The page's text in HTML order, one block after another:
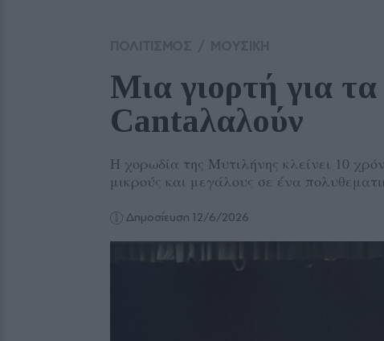
Μια γιορτή για
Cantaλαλούν
Η χορωδία της Μυτιλήνης κλείνει 10
μικρούς και μεγάλους σε ένα
Δημοσίευση 12/6/2026